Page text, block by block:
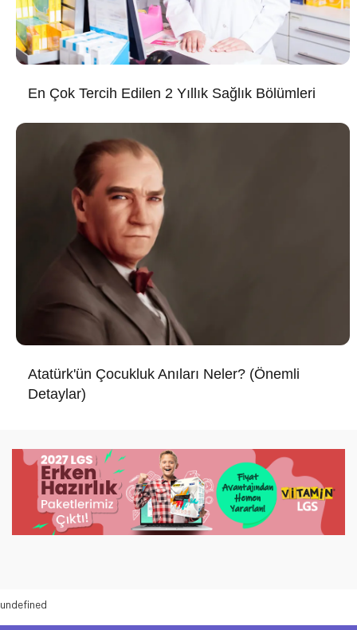
En Çok Tercih Edilen 2 Yıllık Sağlık Bölümleri
Atatürk'ün Çocukluk Anıları Neler? (Önemli
Detaylar)
undefined